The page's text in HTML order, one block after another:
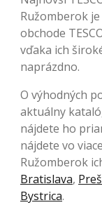
Ružomberok
obchode
vďaka ich
naprázdno.
O výhodných
aktuálny
nájdete ho
nájdete vo
Ružomberok
Bratislava,
Bystrica.